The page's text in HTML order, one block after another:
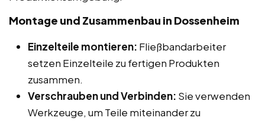
Montage und Zusammenbau in Dossenheim
Einzelteile montieren: Fließbandarbeiter
setzen Einzelteile zu fertigen Produkten
zusammen.
Verschrauben und Verbinden: Sie verwenden
Werkzeuge, um Teile miteinander zu